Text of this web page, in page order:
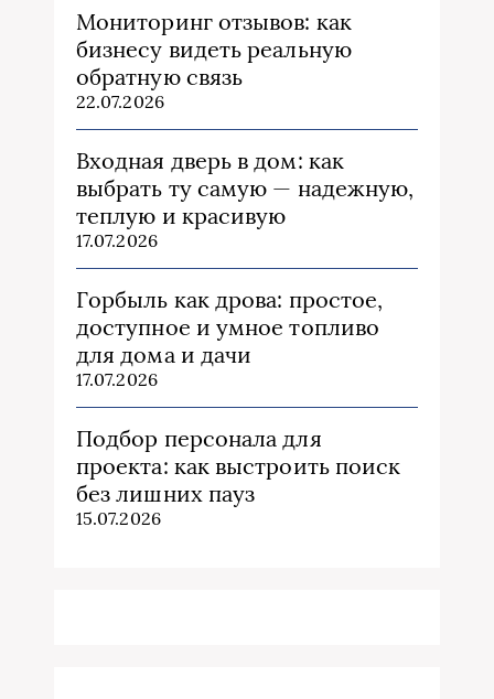
Мониторинг отзывов: как
бизнесу видеть реальную
обратную связь
22.07.2026
Входная дверь в дом: как
выбрать ту самую — надежную,
теплую и красивую
17.07.2026
Горбыль как дрова: простое,
доступное и умное топливо
для дома и дачи
17.07.2026
Подбор персонала для
проекта: как выстроить поиск
без лишних пауз
15.07.2026